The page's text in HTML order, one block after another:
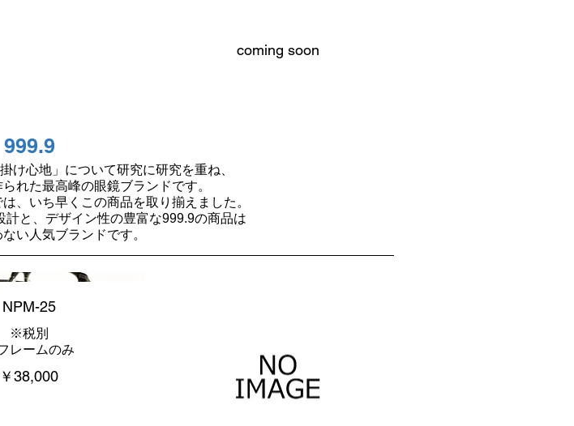
coming soon
999.9
け心地」について研究に研究を重ね、
れた最高峰の眼鏡ブランドです。
、いち早くこの商品を取り揃えました。
と、デザイン性の豊富な999.9の商品は
い人気ブランドです。
NPM-25
※税別
レームのみ
￥38,000